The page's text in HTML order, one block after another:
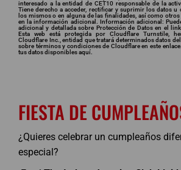
interesado a la entidad de CET10 responsable de la
Tiene derecho a acceder, rectificar y suprimir los datos u
los mismos o en alguna de las finalidades, así como
en la información adicional. Información adicional:
adicional y detallada sobre Protección de Datos en el
Esta web está protegida por Cloudflare Turnstile,
Cloudflare Inc., entidad que tratará determinados datos
sobre términos y condiciones de Cloudflare en este enlace.
tus datos disponiblesaquí.
FIESTA DE
¿Quieres celebrar un cumpleaños
especial?